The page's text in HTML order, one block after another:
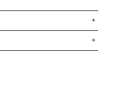
+
+